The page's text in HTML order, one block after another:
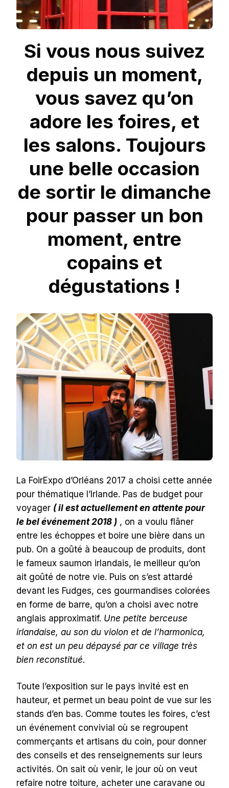
Si vous nous suivez
depuis un moment,
vous savez qu’on
adore les foires, et
les salons. Toujours
une belle occasion
de sortir le dimanche
pour passer un bon
moment, entre
copains et
dégustations !
La FoirExpo d’Orléans 2017 a choisi cette année
pour thématique l’Irlande. Pas de budget pour
voyager ( il est actuellement en attente pour
le bel événement 2018 ) , on a voulu flâner
entre les échoppes et boire une bière dans un
pub. On a goûté à beaucoup de produits, dont
le fameux saumon irlandais, le meilleur qu’on
ait goûté de notre vie. Puis on s’est attardé
devant les Fudges, ces gourmandises colorées
en forme de barre, qu’on a choisi avec notre
anglais approximatif. Une petite berceuse
irlandaise, au son du violon et de l’harmonica,
et on est un peu dépaysé par ce village très
bien reconstitué.
Toute l’exposition sur le pays invité est en
hauteur, et permet un beau point de vue sur les
stands d’en bas. Comme toutes les foires, c’est
un événement convivial où se regroupent
commerçants et artisans du coin, pour donner
des conseils et des renseignements sur leurs
activités. On sait où venir, le jour où on veut
refaire notre toiture, acheter une caravane ou